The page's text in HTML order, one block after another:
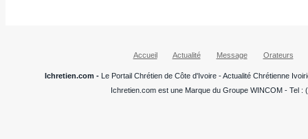
Accueil Actualité Message Orateurs
Ichretien.com - Le Portail Chrétien de Côte d'Ivoire - Actualité Chrétienne
Ichretien.com est une Marque du Groupe WINCOM - Tel :